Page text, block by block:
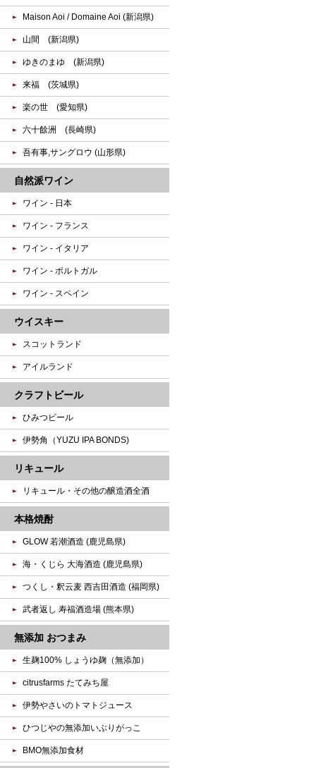
Maison Aoi / Domaine Aoi (新潟県)
山間 (新潟県)
ゆきのまゆ (新潟県)
来福 (茨城県)
楽の世 (愛知県)
六十餘洲 (長崎県)
吾有事,サングロウ (山形県)
自然派ワイン
ワイン - 日本
ワイン - フランス
ワイン - イタリア
ワイン - ポルトガル
ワイン - スペイン
ウイスキー
スコットランド
アイルランド
クラフトビール
ひみつビール
伊勢角（YUZU IPA BONDS)
リキュール
リキュール・その他の醸造酒全酒
本格焼酎
GLOW 若潮酒造 (鹿児島県)
海・くじら 大海酒造 (鹿児島県)
つくし・釈云麦 西吉田酒造 (福岡県)
武者返し 寿福酒造場 (熊本県)
無添加 おつまみ
生麹100% しょうゆ麹（無添加）
citrusfarms たてみち屋
伊勢やさいのトマトジュース
ひつじやの無添加いぶりがっこ
BMO無添加食材